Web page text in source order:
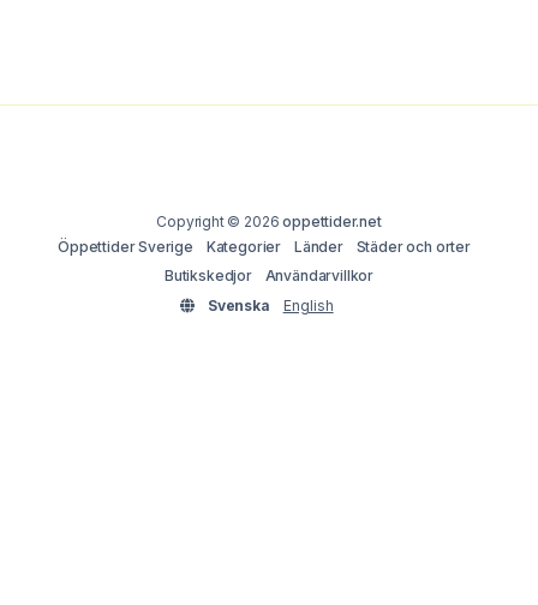
Copyright © 2026oppettider.net
Öppettider Sverige
Kategorier Länder
Städer och orter
Butikskedjor
Användarvillkor
Svenska
English